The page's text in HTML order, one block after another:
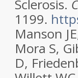
Sclerosis.
1199.
Manson
Mora S,
D,